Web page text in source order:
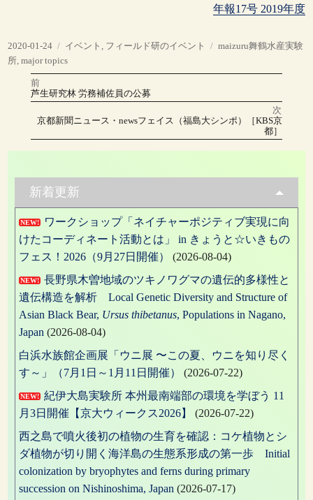
年報17号 2019年度
投
稿
2020-01-24
カ
テ
ゴ
リ
ー
イベント , フィールド研のイベント
タ
maizuru舞鶴水産実験
所,major topics
投
ゲ
ー
シ
ョ
前
前
の
稿:
芦生研究林 労務補佐員の公募
次
次京都新聞ニュース・newsフェイス（福島大シンポ）［KBS京
都］
新着更新
NEW!
ワークショップ「ネイチャーポジティブ実現に向
けたコーディネート活動とは」 in きょうと☆いきもの
フェス！2026（9月27日開催）
(2026-08-04)
NEW!
長野県木曽地域のツキノワグマの遺伝的多様性と
遺伝構造を解析 Local Genetic Diversity and Structure of
Asian Black Bear, Ursus thibetanus, Populations in Nagano,
Japan (2026-08-04)
白浜水族館企画展「ウニ展 〜この夏、ウニを知り尽く
す～」（7月1日～1月11日開催）
(2026-07-22)
NEW!
紀伊大島実験所 本州最南端部の環境を学ぼう 11
月3日開催【京大ウィークス2026】
(2026-07-22)
西之島で噴火後初の植物の生育を確認：コケ植物とシ
ダ植物が切り開く海洋島の生態系形成の第一歩 Initial
colonization by bryophytes and ferns during primary
succession on Nishinoshima, Japan (2026-07-17)